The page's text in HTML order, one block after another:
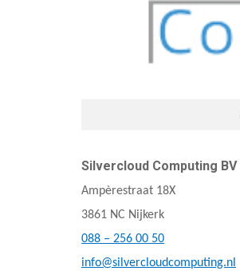
Silvercloud Computing BV
Ampèrestraat 18X
3861 NC Nijkerk
088 – 256 00 50
info@silvercloudcomputing.nl